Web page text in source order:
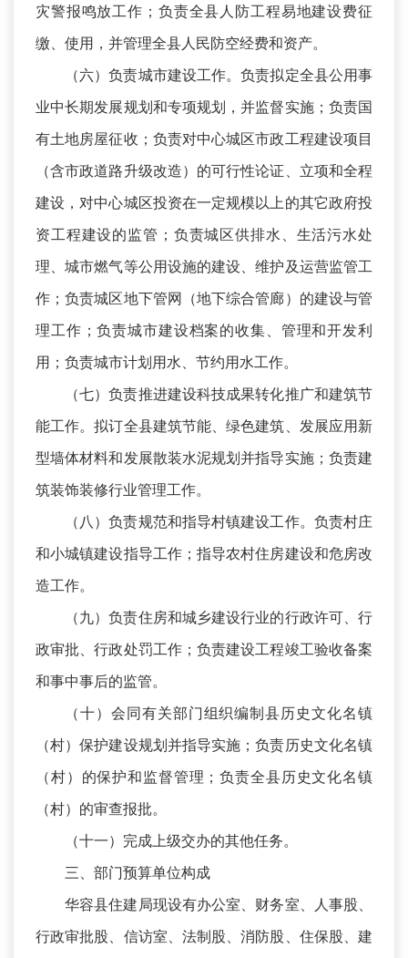
灾警报鸣放工作；负责全县人防工程易地建设费征
缴、使用，并管理全县人民防空经费和资产。
（六）负责城市建设工作。负责拟定全县公用事
业中长期发展规划和专项规划，并监督实施；负责国
有土地房屋征收；负责对中心城区市政工程建设项目
（含市政道路升级改造）的可行性论证、立项和全程
建设，对中心城区投资在一定规模以上的其它政府投
资工程建设的监管；负责城区供排水、生活污水处
理、城市燃气等公用设施的建设、维护及运营监管工
作；负责城区地下管网（地下综合管廊）的建设与管
理工作；负责城市建设档案的收集、管理和开发利
用；负责城市计划用水、节约用水工作。
（七）负责推进建设科技成果转化推广和建筑节
能工作。拟订全县建筑节能、绿色建筑、发展应用新
型墙体材料和发展散装水泥规划并指导实施；负责建
筑装饰装修行业管理工作。
（八）负责规范和指导村镇建设工作。负责村庄
和小城镇建设指导工作；指导农村住房建设和危房改
造工作。
（九）负责住房和城乡建设行业的行政许可、行
政审批、行政处罚工作；负责建设工程竣工验收备案
和事中事后的监管。
（十）会同有关部门组织编制县历史文化名镇
（村）保护建设规划并指导实施；负责历史文化名镇
（村）的保护和监督管理；负责全县历史文化名镇
（村）的审查报批。
（十一）完成上级交办的其他任务。
三、部门预算单位构成
华容县住建局现设有办公室、财务室、人事股、
行政审批股、信访室、法制股、消防股、住保股、建